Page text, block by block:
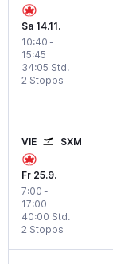
Sa 14.11.
10:40 -
15:45
2 Stopps
34:05 Std.
VIE SXM
Fr 25.9.
7:00 -
17:00
2 Stopps
40:00 Std.